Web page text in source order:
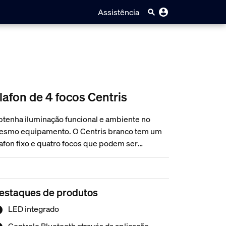
Assistência
de 4 focos Centris
iluminação funcional e ambiente no
equipamento. O Centris branco tem um
fixo e quatro focos que podem ser
individualmente. Defina cada luz no
possíveis para uma aparência
exclusiva.
de produtos
LED integrado